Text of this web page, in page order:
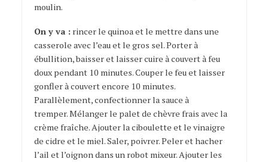
moulin.
On y va : rincer le quinoa et le mettre dans une
casserole avec l’eau et le gros sel. Porter à
ébullition, baisser et laisser cuire à couvert à feu
doux pendant 10 minutes. Couper le feu et laisser
gonfler à couvert encore 10 minutes.
Parallèlement, confectionner la sauce à
tremper. Mélanger le palet de chèvre frais avec la
crème fraîche. Ajouter la ciboulette et le vinaigre
de cidre et le miel. Saler, poivrer. Peler et hacher
l’ail et l’oignon dans un robot mixeur. Ajouter les